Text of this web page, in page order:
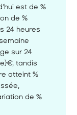
est de %
de %
24 heures
sur 24
tandis
atteint %
de %